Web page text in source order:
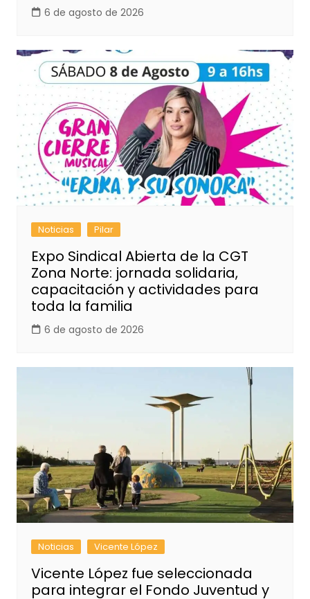
6 de agosto de 2026
Noticias Pilar
Expo Sindical Abierta de la CGT
Zona Norte: jornada solidaria,
capacitación y actividades para
toda la familia
6 de agosto de 2026
Noticias Vicente López
Vicente López fue seleccionada
para integrar el Fondo Juventud y